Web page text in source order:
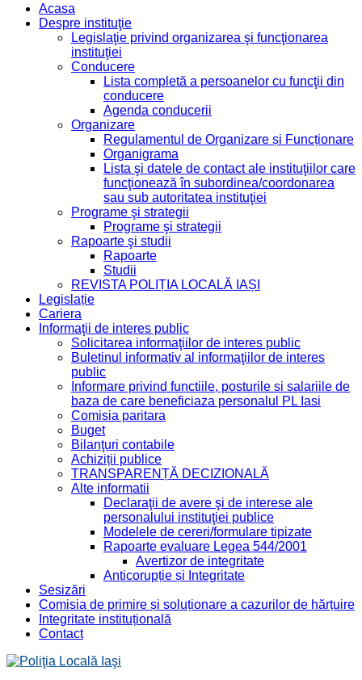
Acasa
Despre instituţie
Legislaţie privind organizarea şi funcţionarea
instituţiei
Conducere
Lista completă a persoanelor cu funcţii din
conducere
Agenda conducerii
Organizare
Regulamentul de Organizare și Funcționare
Organigrama
Lista şi datele de contact ale instituţiilor care
funcţionează în subordinea/coordonarea
sau sub autoritatea instituţiei
Programe şi strategii
Programe şi strategii
Rapoarte şi studii
Rapoarte
Studii
REVISTA POLIȚIA LOCALĂ IAȘI
Legislație
Cariera
Informaţii de interes public
Solicitarea informaţiilor de interes public
Buletinul informativ al informaţiilor de interes
public
Informare privind functiile, posturile si salariile de
baza de care beneficiaza personalul PL Iasi
Comisia paritara
Buget
Bilanţuri contabile
Achiziții publice
TRANSPARENȚĂ DECIZIONALĂ
Alte informatii
Declaraţii de avere şi de interese ale
personalului instituţiei publice
Modelele de cereri/formulare tipizate
Rapoarte evaluare Legea 544/2001
Avertizor de integritate
Anticorupție și Integritate
Sesizări
Comisia de primire și soluționare a cazurilor de hărțuire
Integritate instituțională
Contact